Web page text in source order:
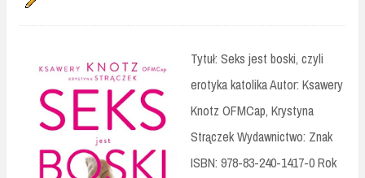
Tytuł: Seks jest boski, czyli
erotyka katolika Autor: Ksawery
Knotz OFMCap, Krystyna
Strączek Wydawnictwo: Znak
ISBN: 978-83-240-1417-0 Rok